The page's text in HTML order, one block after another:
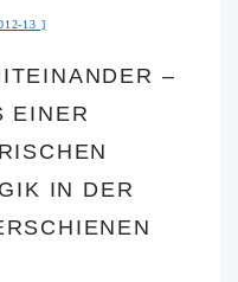
13
–
EINER
IN DER